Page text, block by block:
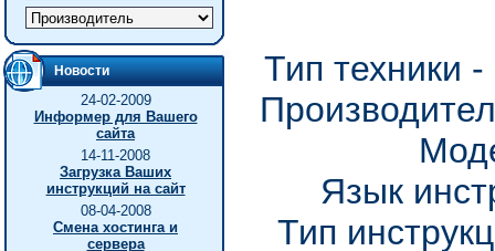
Новости
24-02-2009
Информер для Вашего
сайта
14-11-2008
Загрузка Ваших
инструкций на сайт
08-04-2008
Смена хостинга и
сервера
Тип техники
Язык
Тип